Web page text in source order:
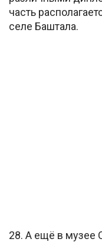
часть
селе Баштала.
28. А ещё в музее